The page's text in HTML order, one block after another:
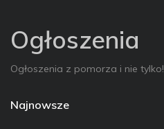
Ogłoszenia
Ogłoszenia z pomorza i nie tylko!
Najnowsze